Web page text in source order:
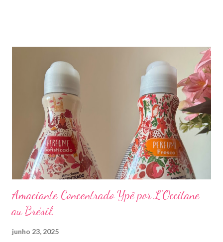
Amaciante Concentrado Ypê por L'Occitane
au Brésil.
junho 23, 2025